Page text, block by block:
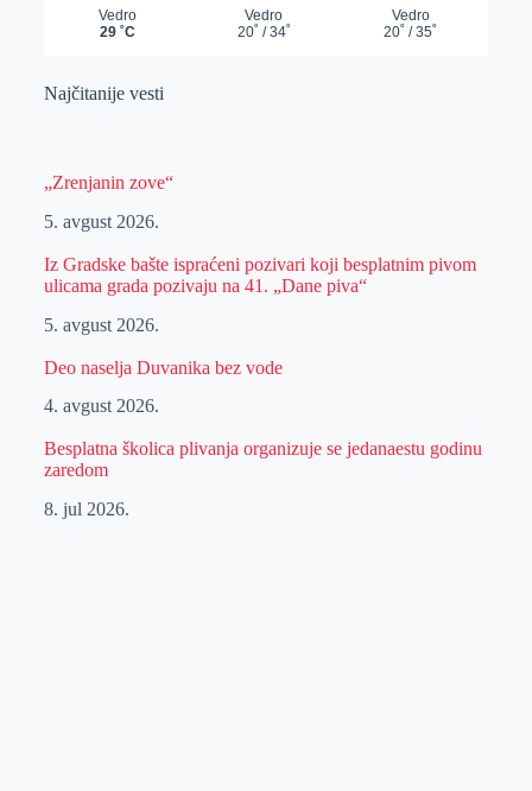
Najčitanije vesti
„Zrenjanin zove“
5. avgust 2026.
Iz Gradske bašte ispraćeni pozivari koji besplatnim pivom
ulicama grada pozivaju na 41. „Dane piva“
5. avgust 2026.
Deo naselja Duvanika bez vode
4. avgust 2026.
Besplatna školica plivanja organizuje se jedanaestu godinu
zaredom
8. jul 2026.